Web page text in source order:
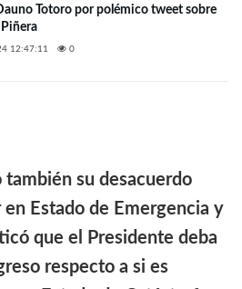
Totoro por polémico tweet sobre
12:47:11 0
también su desacuerdo
Estado de Emergencia y
que el Presidente deba
respecto a si es